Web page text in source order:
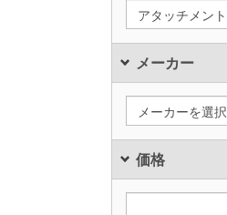
アタッチメント
メーカー
メーカーを選択
価格